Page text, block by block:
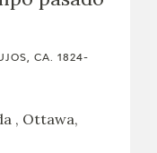
CA. 1824-
, Ottawa,